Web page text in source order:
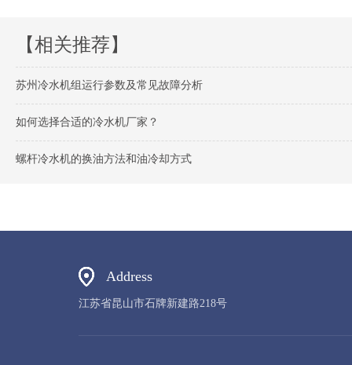
【相关推荐】
苏州冷水机组运行参数及常见故障分析
如何选择合适的冷水机厂家？
螺杆冷水机的换油方法和油冷却方式
Address
江苏省昆山市石牌新建路218号